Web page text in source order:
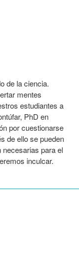
de la ciencia.
mentes
estudiantes a
PhD en
por cuestionarse
de ello se pueden
para el
inculcar.